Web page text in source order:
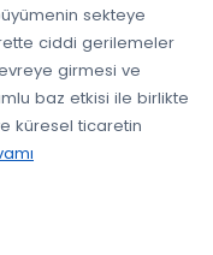
sekteye
ciddi gerilemeler
girmesi ve
baz etkisi ile birlikte
küresel ticaretin